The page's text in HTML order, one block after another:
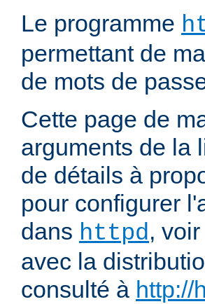
Le programme
permettant de
de mots de
Cette page de
arguments de la
de détails à
pour configurer
dans httpd,
avec la
consulté à http://